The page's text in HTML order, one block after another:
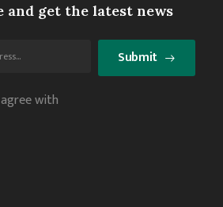
and get the latest news
with
Submit